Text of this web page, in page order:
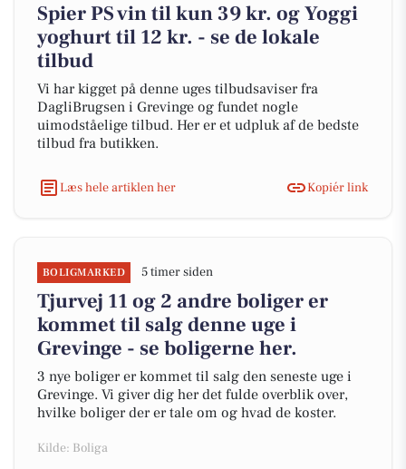
Spier PS vin til kun 39 kr. og Yoggi
yoghurt til 12 kr. - se de lokale
tilbud
Vi har kigget på denne uges tilbudsaviser fra
DagliBrugsen i Grevinge og fundet nogle
uimodståelige tilbud. Her er et udpluk af de bedste
tilbud fra butikken.
Læs hele artiklen her Kopiér link
BOLIGMARKED 5 timer siden
Tjurvej 11 og 2 andre boliger er
kommet til salg denne uge i
Grevinge - se boligerne her.
3 nye boliger er kommet til salg den seneste uge i
Grevinge. Vi giver dig her det fulde overblik over,
hvilke boliger der er tale om og hvad de koster.
Kilde: Boliga